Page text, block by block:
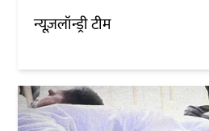
न्यूज़लॉन्ड्री टीम